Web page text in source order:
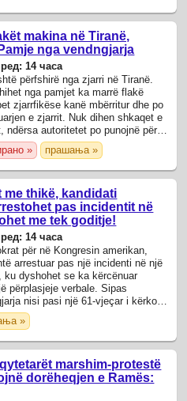
makina në Tiranë,
nga vendngjarja
14 часа
përfshirë nga zjarri në Tiranë.
nga pamjet ka marrë flakë
zjarrfikëse kanë mbërritur dhe po
e zjarrit. Nuk dihen shkaqet e
ndërsa autoritetet po punojnë për
të ...
» прашања »
me thikë, kandidati
pas incidentit në
me tek goditje!
14 часа
për në Kongresin amerikan,
arrestuar pas një incidenti në një
ku dyshohet se ka kërcënuar
përplasjeje verbale. Sipas
nisi pasi një 61-vjeçar i kërkoi
»
marshim-protestë
dorëheqjen e Ramës: